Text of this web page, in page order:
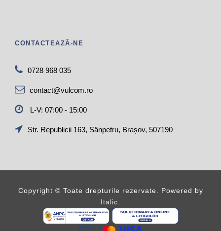
CONTACTEAZĂ-NE
0728 968 035
contact@vulcom.ro
L-V: 07:00 - 15:00
Str. Republicii 163, Sânpetru, Brașov, 507190
Copyright © Toate drepturile rezervate. Powered by
Italic